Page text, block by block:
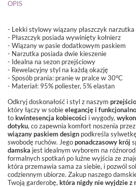
OPIS
- Lekki stylowy wiązany płaszczyk narzutka
- Płaszczyk posiada wywinięty kołnierz
- Wiązany w pasie dodatkowym paskiem
- Narzutka posiada dwie kieszenie
- Idealna na sezon przejściowy
- Rewelacyjny styl na każdą okazję
- Sposób prania: pranie w pralce w 30°C
- Materiał: 95% poliester, 5%elastan
Odkryj doskonałość i styl z naszym
który łączy w sobieelegancję i
tokwintesencja kobiecości i wygody,
dotyku, co zapewnia komfort noszenia przez
wiązany paskiem design podkreśla
swobodę ruchów. Jegoponadczasowy krój
damska jest idealnym wyborem na
formalnych spotkań po luźne wyjścia ze
która przemawia sama za siebie, i pozwól
codziennym ubiorze. Zakup naszego
Twoją garderobę, która nigdy nie wyjdzie z